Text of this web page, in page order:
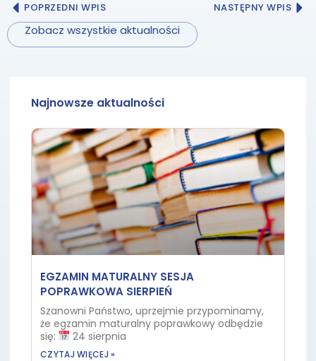
POPRZEDNI WPIS NASTĘPNY WPIS
Zobacz wszystkie aktualności
Najnowsze aktualności
EGZAMIN MATURALNY SESJA
POPRAWKOWA SIERPIEŃ
Szanowni Państwo, uprzejmie przypominamy,
że egzamin maturalny poprawkowy odbędzie
się:
24 sierpnia
CZYTAJ WIĘCEJ »